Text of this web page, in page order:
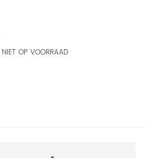
NIET OP VOORRAAD